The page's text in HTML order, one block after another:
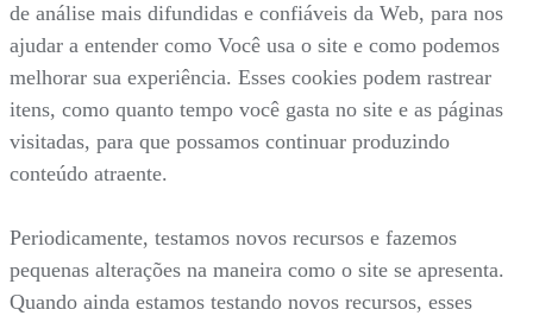
de análise mais difundidas e confiáveis da Web, para nos
ajudar a entender como Você usa o site e como podemos
melhorar sua experiência. Esses cookies podem rastrear
itens, como quanto tempo você gasta no site e as páginas
visitadas, para que possamos continuar produzindo
conteúdo atraente.
Periodicamente, testamos novos recursos e fazemos
pequenas alterações na maneira como o site se apresenta.
Quando ainda estamos testando novos recursos, esses